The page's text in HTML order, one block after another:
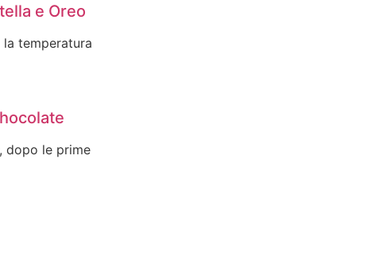
e Oreo
la temperatura
dopo le prime